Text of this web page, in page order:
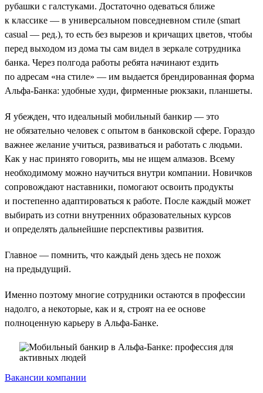
рубашки с галстуками. Достаточно одеваться ближе
к классике — в универсальном повседневном стиле (smart
casual — ред.), то есть без вырезов и кричащих цветов, чтобы
перед выходом из дома ты сам видел в зеркале сотрудника
банка. Через полгода работы ребята начинают ездить
по адресам «на стиле» — им выдается брендированная форма
Альфа-Банка: удобные худи, фирменные рюкзаки, планшеты.
Я убежден, что идеальный мобильный банкир — это
не обязательно человек с опытом в банковской сфере. Гораздо
важнее желание учиться, развиваться и работать с людьми.
Как у нас принято говорить, мы не ищем алмазов. Всему
необходимому можно научиться внутри компании. Новичков
сопровождают наставники, помогают освоить продукты
и постепенно адаптироваться к работе. После каждый может
выбирать из сотни внутренних образовательных курсов
и определять дальнейшие перспективы развития.
Главное — помнить, что каждый день здесь не похож
на предыдущий.
Именно поэтому многие сотрудники остаются в профессии
надолго, а некоторые, как и я, строят на ее основе
полноценную карьеру в Альфа-Банке.
Вакансии компании